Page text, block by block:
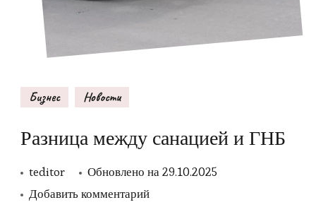
Бизнес Новости
Разница между санацией и ГНБ
teditor Обновлено на29.10.2025
Добавить комментарийк